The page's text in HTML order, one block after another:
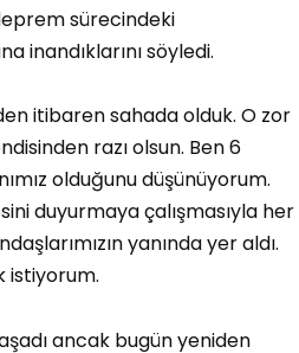
sürecindeki
inandıklarını söyledi.
itibaren sahada olduk. O zor
razı olsun. Ben 6
olduğunu düşünüyorum.
duyurmaya çalışmasıyla her
yanında yer aldı.
istiyorum.
ancak bugün yeniden